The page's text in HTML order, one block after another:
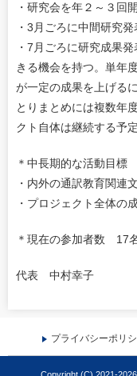
・研究会を年２～３回
・3月ごろに中間研究発
・7月ごろに研究成果
きる機会を持つ。単年
が一定の成果を上げる
とりまとめには複数年
クト自体は継続する予定
＊中長期的な活動目標
・内外の通訳教育関連
・プロジェクト全体の
＊現在の参加者数 17
代表 中村幸子
プライバシーポリ